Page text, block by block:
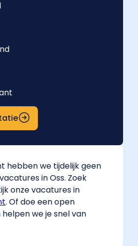
hebben we tijdelijk geen
in Oss. Zoek
onze vacatures in
. Of doe een open
we je snel van